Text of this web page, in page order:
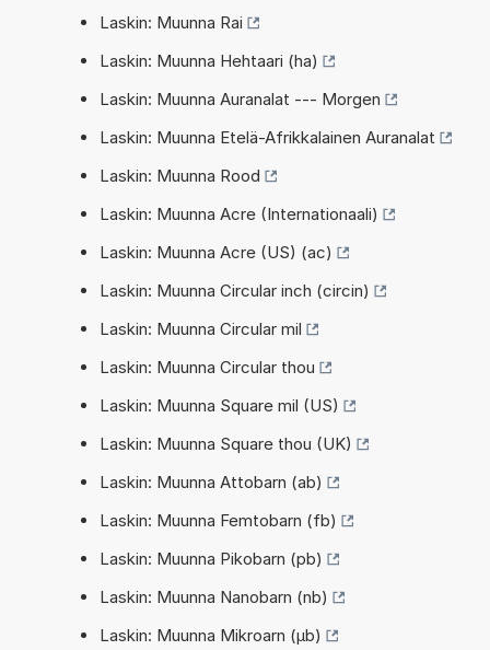
Laskin: Muunna Rai
Laskin: Muunna Hehtaari (ha)
Laskin: Muunna Auranalat --- Morgen
Laskin: Muunna Etelä-Afrikkalainen Auranalat
Laskin: Muunna Rood
Laskin: Muunna Acre (Internationaali)
Laskin: Muunna Acre (US) (ac)
Laskin: Muunna Circular inch (circin)
Laskin: Muunna Circular mil
Laskin: Muunna Circular thou
Laskin: Muunna Square mil (US)
Laskin: Muunna Square thou (UK)
Laskin: Muunna Attobarn (ab)
Laskin: Muunna Femtobarn (fb)
Laskin: Muunna Pikobarn (pb)
Laskin: Muunna Nanobarn (nb)
Laskin: Muunna Mikroarn (µb)